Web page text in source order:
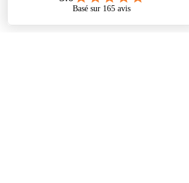
Cuisson maison: préparer vos repas